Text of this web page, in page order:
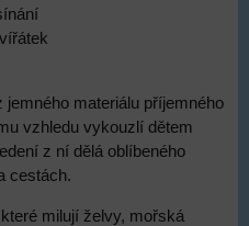
materiálu příjemného
vzhledu vykouzlí dětem
z ní dělá oblíbeného
cestách.
milují želvy, mořská